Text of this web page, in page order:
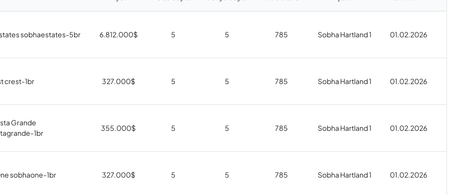
sobhaestates-5br 6.812.000$ 5 5 785 Sobha Hartland 1 01.02.2026
crest-1br 327.000$ 5 5 785 Sobha Hartland 1 01.02.2026
Grande
1br
355.000$ 5 5 785 Sobha Hartland 1 01.02.2026
sobhaone-1br 327.000$ 5 5 785 Sobha Hartland 1 01.02.2026